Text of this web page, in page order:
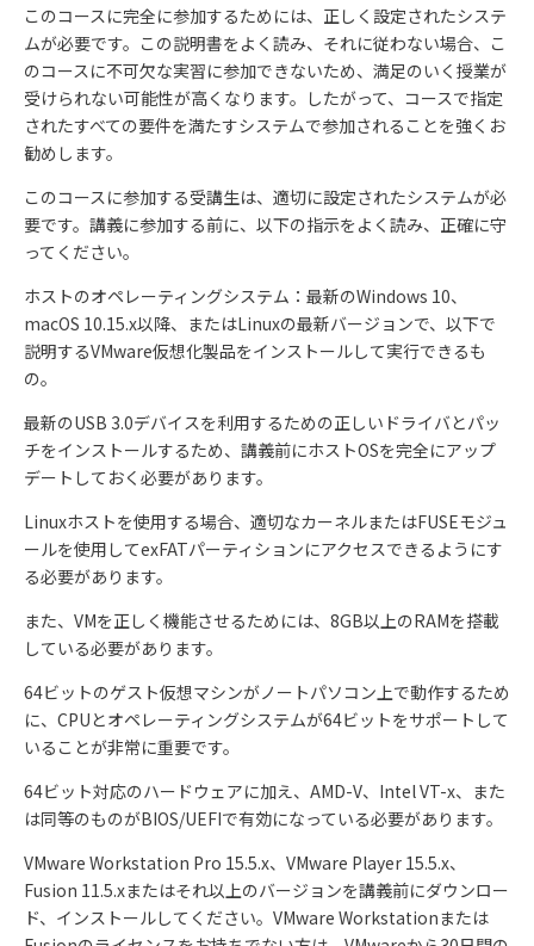
このコースに完全に参加するためには、正しく設定されたシステ
ムが必要です。この説明書をよく読み、それに従わない場合、こ
のコースに不可欠な実習に参加できないため、満足のいく授業が
受けられない可能性が高くなります。したがって、コースで指定
されたすべての要件を満たすシステムで参加されることを強くお
勧めします。
このコースに参加する受講生は、適切に設定されたシステムが必
要です。講義に参加する前に、以下の指示をよく読み、正確に守
ってください。
ホストのオペレーティングシステム：最新のWindows 10、
macOS 10.15.x以降、またはLinuxの最新バージョンで、以下で
説明するVMware仮想化製品をインストールして実行できるも
の。
最新のUSB 3.0デバイスを利用するための正しいドライバとパッ
チをインストールするため、講義前にホストOSを完全にアップ
デートしておく必要があります。
Linuxホストを使用する場合、適切なカーネルまたはFUSEモジュ
ールを使用してexFATパーティションにアクセスできるようにす
る必要があります。
また、 VMを正しく機能させるためには、 8GB以上のRAMを搭載
している必要があります。
64ビットのゲスト仮想マシンがノートパソコン上で動作するため
に、 CPUとオペレーティングシステムが64ビットをサポートして
いることが非常に重要です。
64ビット対応のハードウェアに加え、 AMD-V、 Intel VT-x、また
は同等のものがBIOS/UEFIで有効になっている必要があります。
VMware Workstation Pro 15.5.x、 VMware Player 15.5.x、
Fusion 11.5.xまたはそれ以上のバージョンを講義前にダウンロー
ド、インストールしてください。 VMware Workstationまたは